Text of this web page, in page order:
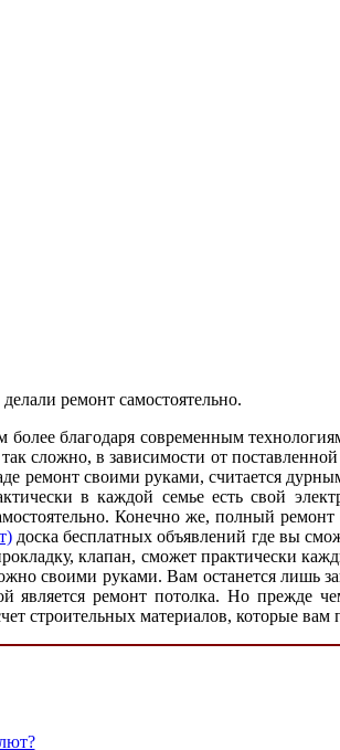
ремонт самостоятельно.
более благодаря современным
сложно, в зависимости от
ремонт своими руками, считается
в каждой семье есть свой
Конечно же, полный
доска бесплатных объявлений где вы
клапан, сможет практически
своими руками. Вам останется лишь
является ремонт потолка. Но прежде
строительных материалов, которые вам